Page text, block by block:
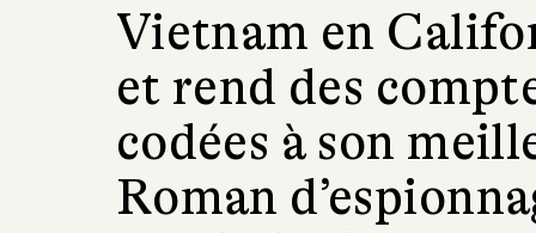
Vietnam en
et rend des
codées à son
Roman